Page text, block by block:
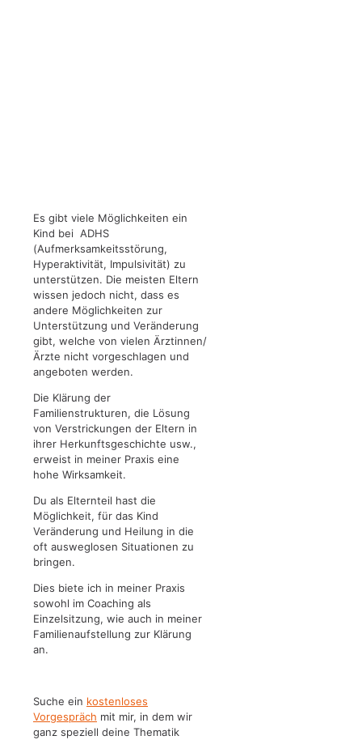
Es gibt viele Möglichkeiten ein
Kind bei ADHS
(Aufmerksamkeitsstörung,
Hyperaktivität, Impulsivität) zu
unterstützen. Die meisten Eltern
wissen jedoch nicht, dass es
andere Möglichkeiten zur
Unterstützung und Veränderung
gibt, welche von vielen Ärztinnen/
Ärzte nicht vorgeschlagen und
angeboten werden.
Die Klärung der
Familienstrukturen, die Lösung
von Verstrickungen der Eltern in
ihrer Herkunftsgeschichte usw.,
erweist in meiner Praxis eine
hohe Wirksamkeit.
Du als Elternteil hast die
Möglichkeit, für das Kind
Veränderung und Heilung in die
oft ausweglosen Situationen zu
bringen.
Dies biete ich in meiner Praxis
sowohl im Coaching als
Einzelsitzung, wie auch in meiner
Familienaufstellung zur Klärung
an.
Suche ein kostenloses
Vorgespräch mit mir, in dem wir
ganz speziell deine Thematik